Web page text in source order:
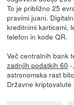
To je približno 25
pravimi juani.
kreditnimi karticami,
telefon in kode QR.
Več centralnih bank
zadnjih podatkih 60 -
astronomska rast
Državne